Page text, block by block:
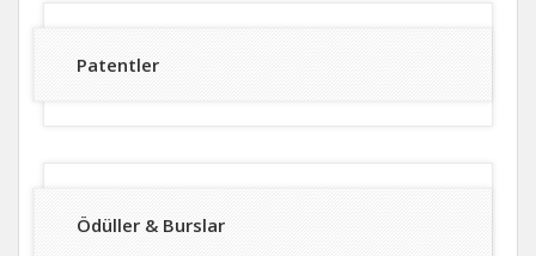
Patentler
Ödüller & Burslar